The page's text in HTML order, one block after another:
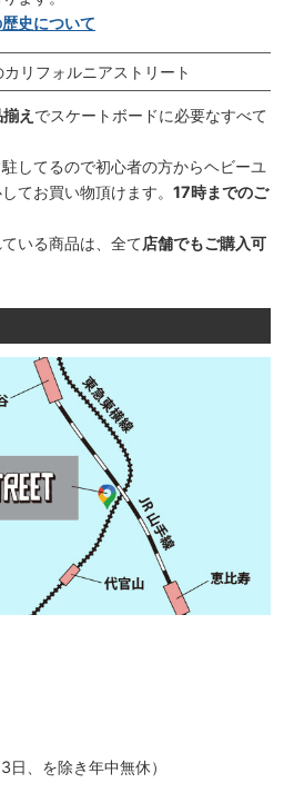
史について
リフォルニアストリート
え でスケートボードに必要なすべて
してるので初心者の方からヘビーユ
てお買い物頂けます。 17時までのご
いる商品は、全て店舗でもご購入可
日、を除き年中無休）